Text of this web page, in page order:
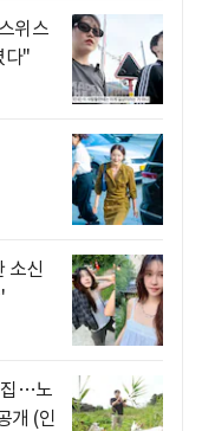
위스
다"
소신
집…노
개 (인